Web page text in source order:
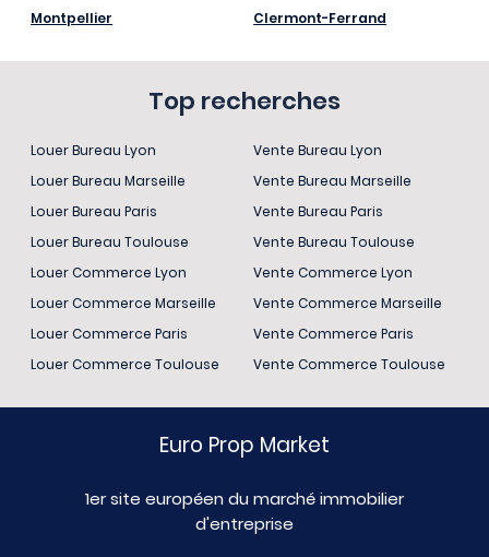
Montpellier
Clermont-Ferrand
Top recherches
Louer Bureau Lyon
Louer Bureau Marseille
Louer Bureau Paris
Louer Bureau Toulouse
Louer Commerce Lyon
Louer Commerce Marseille
Louer Commerce Paris
Louer Commerce Toulouse
Vente Bureau Lyon
Vente Bureau Marseille
Vente Bureau Paris
Vente Bureau Toulouse
Vente Commerce Lyon
Vente Commerce Marseille
Vente Commerce Paris
Vente Commerce Toulouse
Euro Prop Market
1er site européen du marché immobilier
d'entreprise